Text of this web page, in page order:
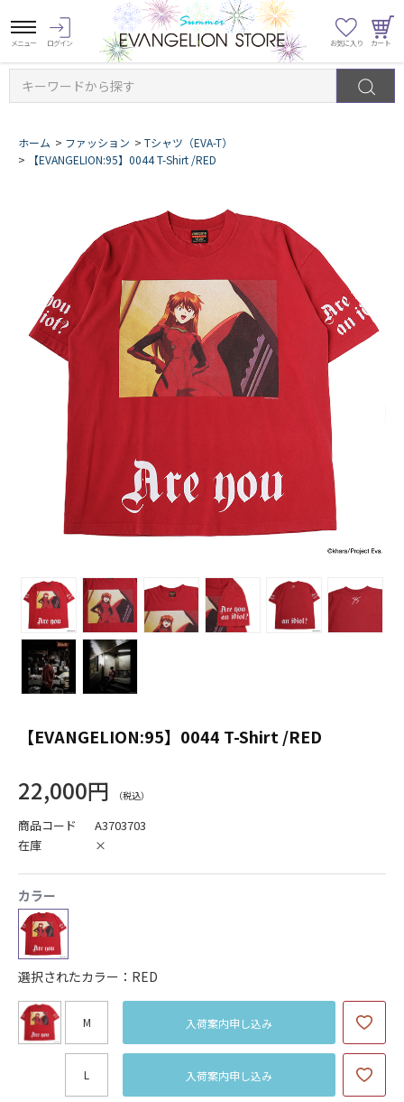
キーワードから探す
ホーム > ファッション > Tシャツ（EVA-T）
>
【EVANGELION:95】0044 T-Shirt /RED
【EVANGELION:95】0044 T-Shirt /RED
22,000円
商品コード
A3703703
在庫
×
カラー
選択されたカラー：RED
M 入荷案内申し込み
L 入荷案内申し込み